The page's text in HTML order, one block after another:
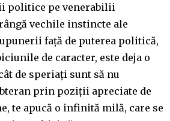
politice pe venerabilii
vechile instincte ale
față de puterea politică,
de caracter, este deja o
de speriați sunt să nu
prin poziții apreciate de
te apucă o infinită milă, care se